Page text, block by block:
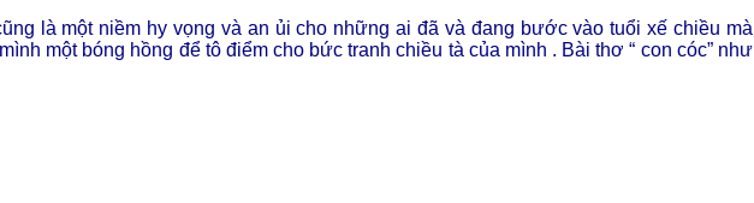
là một niềm hy vọng và an ủi cho những ai đã và đang bước vào tuổi xế chiều mà
một bóng hồng để tô điểm cho bức tranh chiều tà của mình . Bài thơ “ con cóc” như